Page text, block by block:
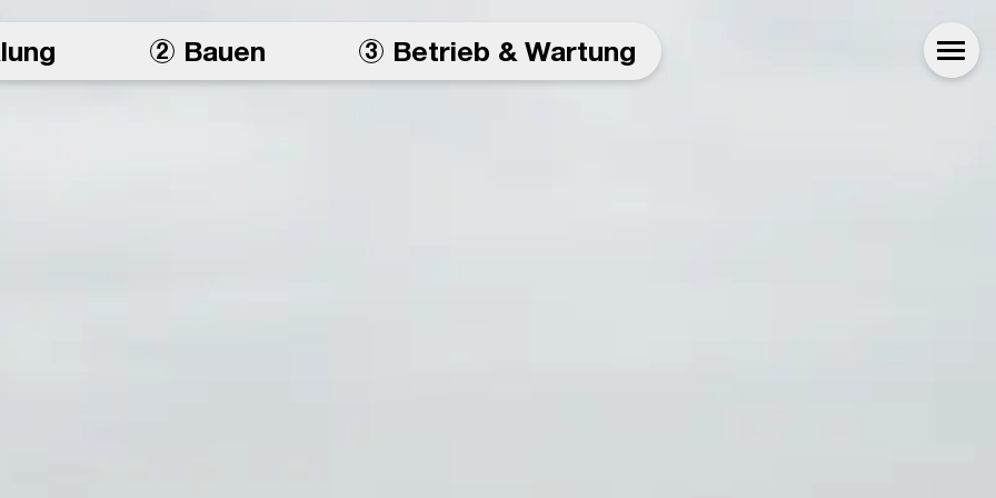
2 Bauen 3 Betrieb & Wartung